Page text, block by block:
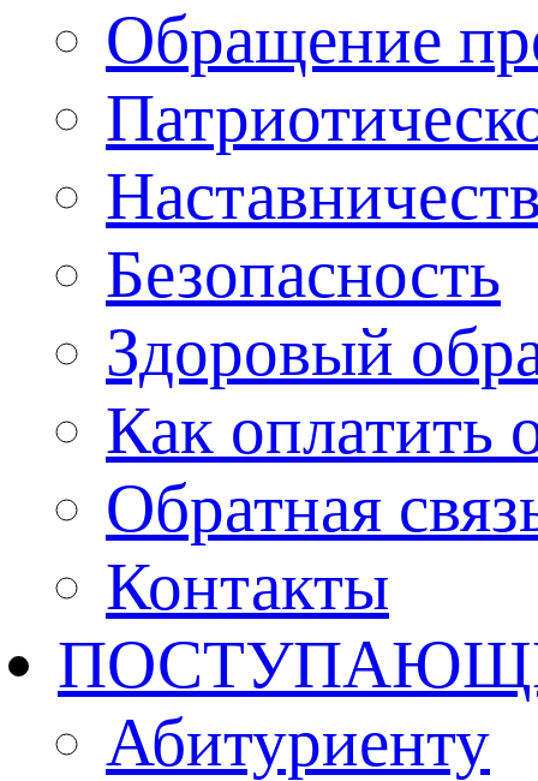
Обращение
Безопасность
Здоровый
Как оплатить
Обратная
Контакты
Абитуриенту